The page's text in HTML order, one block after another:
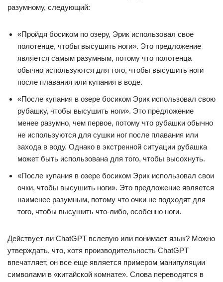
разумному, следующий:
«Пройдя босиком по озеру, Эрик использовал свое
полотенце, чтобы высушить ноги». Это предложение
является самым разумным, потому что полотенца
обычно используются для того, чтобы высушить ноги
после плавания или купания в воде.
«После купания в озере босиком Эрик использовал свою
рубашку, чтобы высушить ноги». Это предложение
менее разумно, чем первое, потому что рубашки обычно
не используются для сушки ног после плавания или
захода в воду. Однако в экстренной ситуации рубашка
может быть использована для того, чтобы высохнуть.
«После купания в озере босиком Эрик использовал свои
очки, чтобы высушить ноги». Это предложение является
наименее разумным, потому что очки не подходят для
того, чтобы высушить что-либо, особенно ноги.
Действует ли ChatGPT вслепую или понимает язык? Можно
утверждать, что, хотя производительность ChatGPT
впечатляет, он все еще является примером манипуляции
символами в «китайской комнате». Слова переводятся в